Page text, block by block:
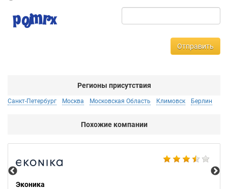
Отправить
Регионы присутствия
Санкт-Петербург Москва Московская Область Климовск Берлин
Похожие компании
Эконика